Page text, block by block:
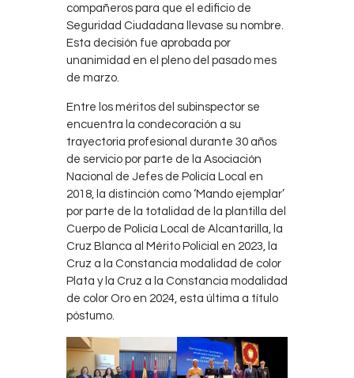
compañeros para que el edificio de
Seguridad Ciudadana llevase su nombre.
Esta decisión fue aprobada por
unanimidad en el pleno del pasado mes
de marzo.
Entre los méritos del subinspector se
encuentra la condecoración a su
trayectoria profesional durante 30 años
de servicio por parte de la Asociación
Nacional de Jefes de Policía Local en
2018, la distinción como ‘Mando ejemplar’
por parte de la totalidad de la plantilla del
Cuerpo de Policía Local de Alcantarilla, la
Cruz Blanca al Mérito Policial en 2023, la
Cruz a la Constancia modalidad de color
Plata y la Cruz a la Constancia modalidad
de color Oro en 2024, esta última a título
póstumo.